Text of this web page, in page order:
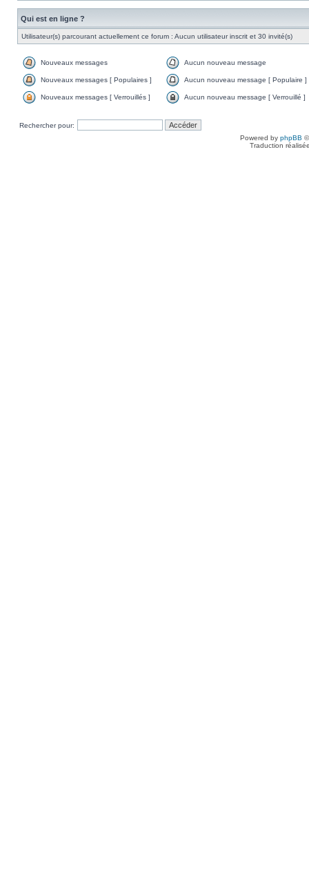
Qui est en ligne ?
Utilisateur(s) parcourant actuellement ce forum : Aucun utilisateur inscrit et 30 invité(s)
Nouveaux messages Aucun nouveau message
Nouveaux messages [ Populaires ] Aucun nouveau message [ Populaire ]
Nouveaux messages [ Verrouillés ] Aucun nouveau message [ Verrouillé ]
Rechercher pour:
Powered by phpBB
Traduction